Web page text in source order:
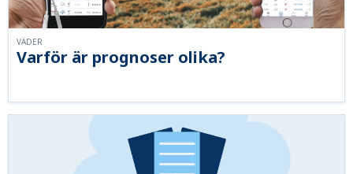
Varför är prognoser olika?
VÄDER